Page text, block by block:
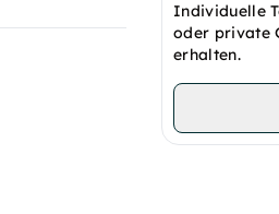
Individuelle
oder private
erhalten.